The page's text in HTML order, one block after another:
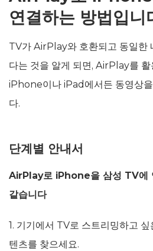
연결하는 방법입니
TV가 AirPlay와 호환되고 동일한
다는 것을 알게 되면, AirPlay를 활
iPhone이나 iPad에서든 동영상을
다.
단계별 안내서
AirPlay로 iPhone을 삼성 TV에
같습니다
1. 기기에서 TV로 스트리밍하고 싶
텐츠를 찾으세요.